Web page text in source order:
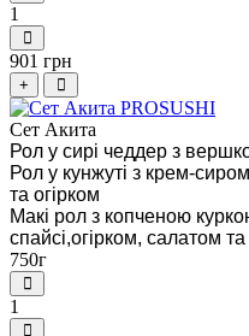
1
901 грн
+
Сет Акита
Рол у сирі чеддер з
Рол у кунжуті з крем-
та огірком
Макі рол з копченою
спайсі,огірком, салатом
750г
1